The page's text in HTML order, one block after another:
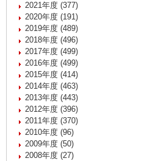
2021年度 (377)
2020年度 (191)
2019年度 (489)
2018年度 (496)
2017年度 (499)
2016年度 (499)
2015年度 (414)
2014年度 (463)
2013年度 (443)
2012年度 (396)
2011年度 (370)
2010年度 (96)
2009年度 (50)
2008年度 (27)